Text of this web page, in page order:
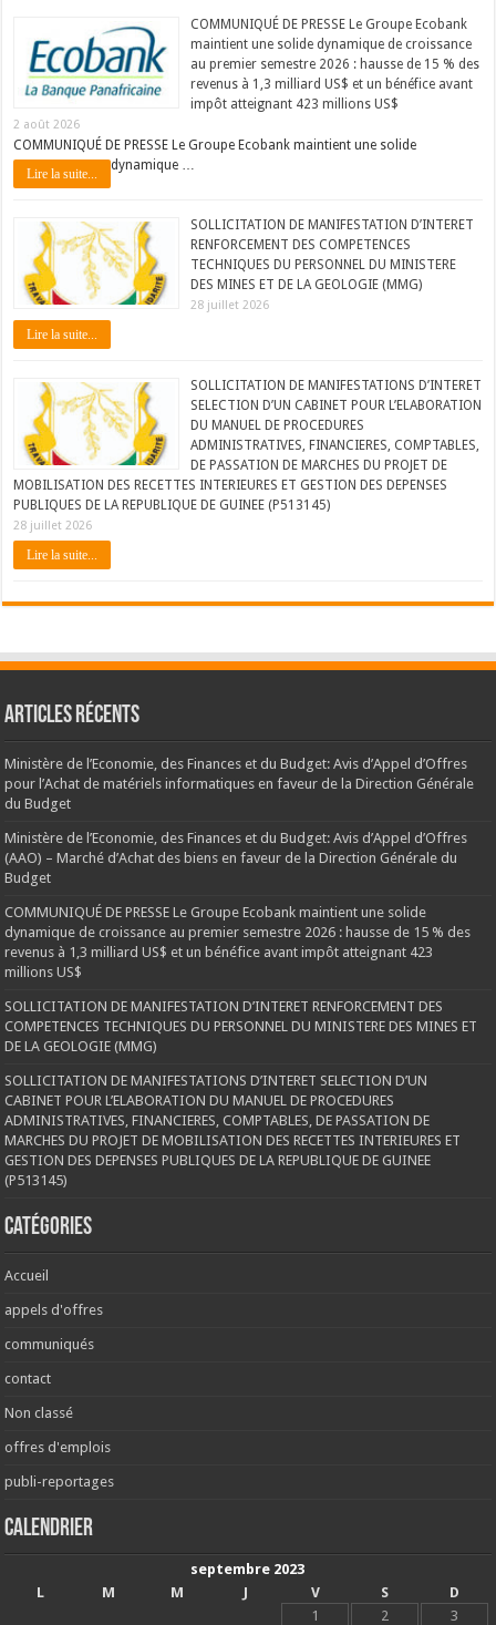
COMMUNIQUÉ DE PRESSE Le Groupe Ecobank
maintient une solide dynamique de croissance
au premier semestre 2026 : hausse de 15 % des
revenus à 1,3 milliard US$ et un bénéfice avant
impôt atteignant 423 millions US$
2 août 2026
COMMUNIQUÉ DE PRESSE Le Groupe Ecobank maintient une solide
dynamique …
Lire la suite...
SOLLICITATION DE MANIFESTATION D’INTERET
RENFORCEMENT DES COMPETENCES
TECHNIQUES DU PERSONNEL DU MINISTERE
DES MINES ET DE LA GEOLOGIE (MMG)
28 juillet 2026
Lire la suite...
SOLLICITATION DE MANIFESTATIONS D’INTERET
SELECTION D’UN CABINET POUR L’ELABORATION
DU MANUEL DE PROCEDURES
ADMINISTRATIVES, FINANCIERES, COMPTABLES,
DE PASSATION DE MARCHES DU PROJET DE
MOBILISATION DES RECETTES INTERIEURES ET GESTION DES DEPENSES
PUBLIQUES DE LA REPUBLIQUE DE GUINEE (P513145)
28 juillet 2026
Lire la suite...
Articles récents
Ministère de l’Economie, des Finances et du Budget: Avis d’Appel d’Offres
pour l’Achat de matériels informatiques en faveur de la Direction Générale
du Budget
Ministère de l’Economie, des Finances et du Budget: Avis d’Appel d’Offres
(AAO) – Marché d’Achat des biens en faveur de la Direction Générale du
Budget
COMMUNIQUÉ DE PRESSE Le Groupe Ecobank maintient une solide
dynamique de croissance au premier semestre 2026 : hausse de 15 % des
revenus à 1,3 milliard US$ et un bénéfice avant impôt atteignant 423
millions US$
SOLLICITATION DE MANIFESTATION D’INTERET RENFORCEMENT DES
COMPETENCES TECHNIQUES DU PERSONNEL DU MINISTERE DES MINES ET
DE LA GEOLOGIE (MMG)
SOLLICITATION DE MANIFESTATIONS D’INTERET SELECTION D’UN
CABINET POUR L’ELABORATION DU MANUEL DE PROCEDURES
ADMINISTRATIVES, FINANCIERES, COMPTABLES, DE PASSATION DE
MARCHES DU PROJET DE MOBILISATION DES RECETTES INTERIEURES ET
GESTION DES DEPENSES PUBLIQUES DE LA REPUBLIQUE DE GUINEE
(P513145)
Catégories
Accueil
appels d'offres
communiqués
contact
Non classé
offres d'emplois
publi-reportages
Calendrier
septembre 2023
L
M M J V S
D
1
2 3